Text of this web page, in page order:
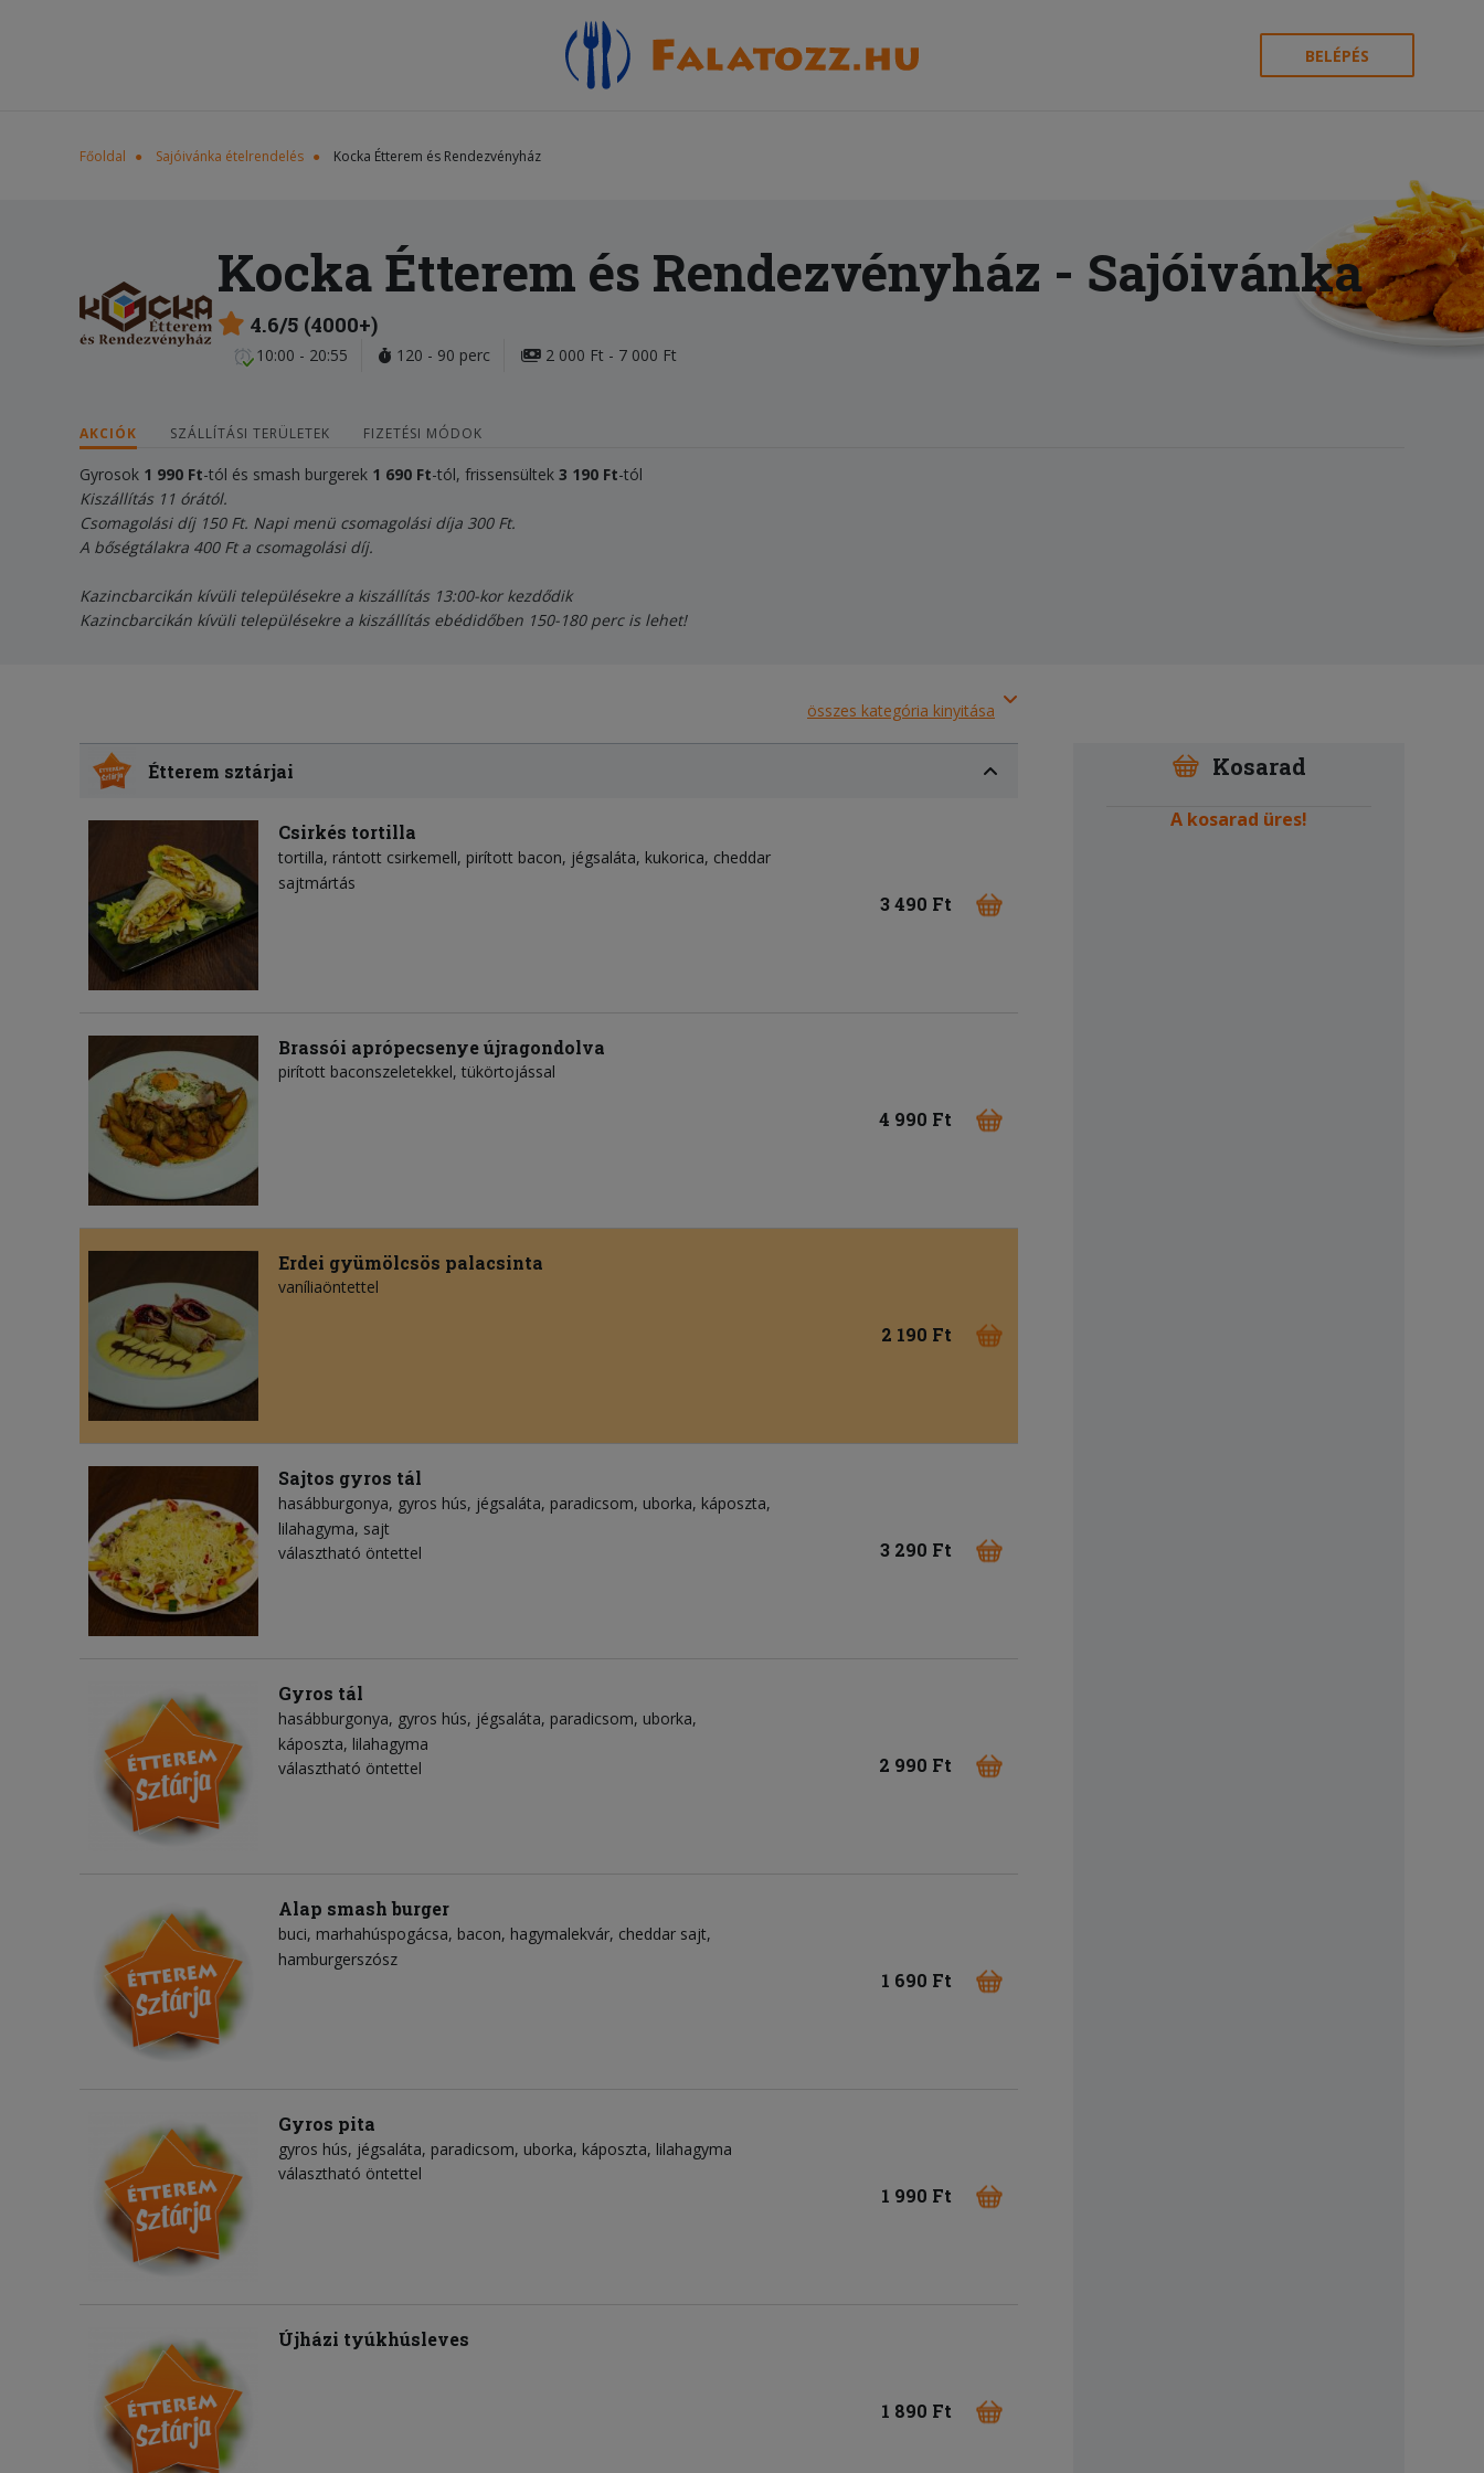
BELÉPÉS
Főoldal Sajóivánka ételrendelés Kocka Étterem és Rendezvényház
Kocka Étterem és Rendezvényház - Sajóivánka
4.6/5 (4000+)
10:00 - 20:55 120 - 90 perc 2 000 Ft - 7 000 Ft
AKCIÓK SZÁLLÍTÁSI TERÜLETEK FIZETÉSI MÓDOK
Gyrosok 1 990 Ft-tól és smash burgerek 1 690 Ft-tól, frissensültek 3 190 Ft-tól
Kiszállítás 11 órától.
Csomagolási díj 150 Ft. Napi menü csomagolási díja 300 Ft.
A bőségtálakra 400 Ft a csomagolási díj.
Kazincbarcikán kívüli településekre a kiszállítás 13:00-kor kezdődik
Kazincbarcikán kívüli településekre a kiszállítás ebédidőben 150-180 perc is lehet!
összes kategória kinyitása
Étterem sztárjai
Csirkés tortilla
tortilla rántott csirkemell pirított bacon jégsaláta kukorica cheddar
sajtmártás
3 490 Ft
Brassói aprópecsenye újragondolva
pirított baconszeletekkel, tükörtojással
4 990 Ft
Erdei gyümölcsös palacsinta
vaníliaöntettel
2 190 Ft
Sajtos gyros tál
hasábburgonya gyros hús jégsaláta paradicsom uborka káposzta
lilahagyma sajt
választható öntettel
3 290 Ft
Gyros tál
hasábburgonya gyros hús jégsaláta paradicsom uborka
káposzta lilahagyma
választható öntettel
2 990 Ft
Alap smash burger
buci marhahúspogácsa bacon hagymalekvár cheddar sajt
hamburgerszósz
1 690 Ft
Gyros pita
gyros hús jégsaláta paradicsom uborka káposzta lilahagyma
választható öntettel
1 990 Ft
Újházi tyúkhúsleves
1 890 Ft
Kosarad
A kosarad üres!